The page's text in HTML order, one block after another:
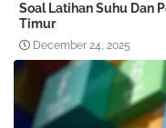
Soal Latihan Suhu Dan
Timur
December 24, 2025